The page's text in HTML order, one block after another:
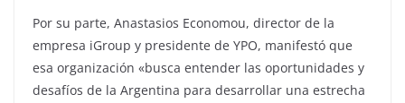
Por su parte, Anastasios Economou, director de la
empresa iGroup y presidente de YPO, manifestó que
esa organización «busca entender las oportunidades y
desafíos de la Argentina para desarrollar una estrecha